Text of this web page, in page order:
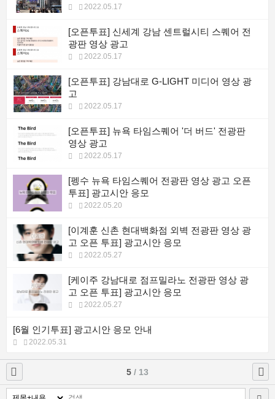
2022.05.17
[오픈투표] 신세계 강남 센트럴시티 스퀘어 전
광판 영상 광고
2022.05.17
[오픈투표] 강남대로 G-LIGHT 미디어 영상 광
고
2022.05.17
[오픈투표] 뉴욕 타임스퀘어 '더 버드' 전광판
영상 광고
2022.05.17
[펭수 뉴욕 타임스퀘어 전광판 영상 광고 오픈
투표] 광고시안 응모
2022.05.20
[이계훈 신촌 현대백화점 외벽 전광판 영상 광
고 오픈 투표] 광고시안 응모
2022.05.27
[케이주 강남대로 점프밀라노 전광판 영상 광
고 오픈 투표] 광고시안 응모
2022.05.27
[6월 인기투표] 광고시안 응모 안내
2022.05.31
5 / 13